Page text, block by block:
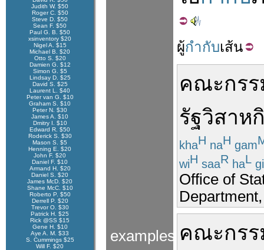
Judith W. $50
Roger C. $50
Steve D. $50
Sean F. $50
Paul G. B. $50
xsinventory $20
Nigel A. $15
Michael B. $20
Otto S. $20
Damien G. $12
Simon G. $5
Lindsay D. $25
David S. $25
Laurent L. $40
Peter van G. $10
Graham S. $10
Peter N. $30
James A. $10
Dmitry I. $10
Edward R. $50
Roderick S. $30
Mason S. $5
Henning E. $20
John F. $20
Daniel F. $10
Armand H. $20
Daniel S. $20
James McD. $20
Shane McC. $10
Roberto P. $50
Derrell P. $20
Trevor O. $30
Patrick H. $25
Rick @SS $15
Gene H. $10
Aye A. M. $33
S. Cummings $25
Will F. $20
examples
ผู้กำกับเส้น
คณะกรร
รัฐวิสาห
khaH naH gam
wiH saaR haL
Office of
คณะกรร